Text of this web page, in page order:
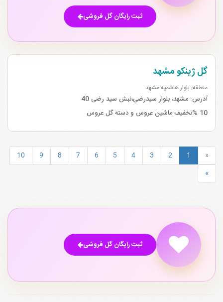
ثبت رایگان گل فروشی
گل ژینکو مشهد
منطقه: بلوار هاشمیه مشهد
آدرس:مشهد، بلوار سیدرضی،نبش سید رضی 40
10 %تخفیف ماشین عروس و دسته گل عروس
«
1
2
3
4
5
6
7
8
9
10
»
ثبت رایگان گل فروشی